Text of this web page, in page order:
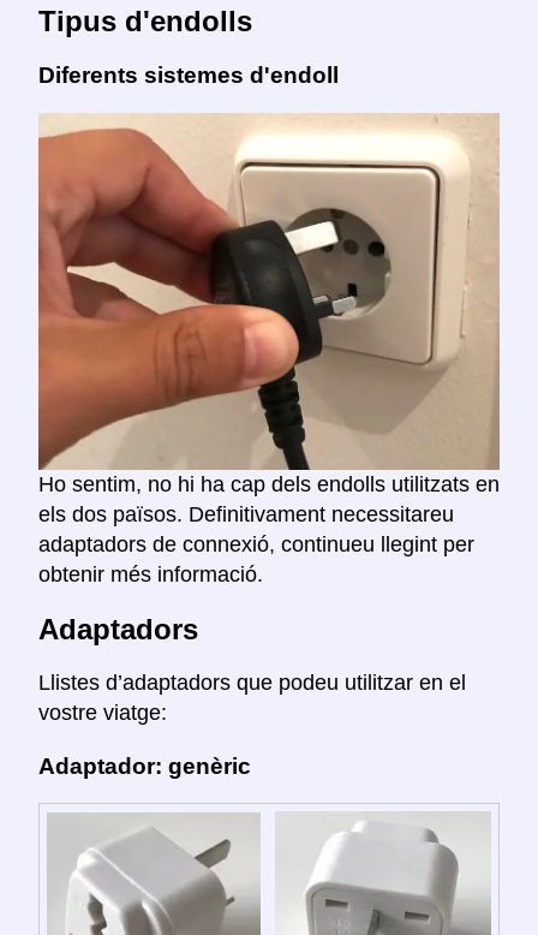
Tipus d'endolls
Diferents sistemes d'endoll
Ho sentim, no hi ha cap dels endolls utilitzats en
els dos països. Definitivament necessitareu
adaptadors de connexió, continueu llegint per
obtenir més informació.
Adaptadors
Llistes d’adaptadors que podeu utilitzar en el
vostre viatge:
Adaptador: genèric